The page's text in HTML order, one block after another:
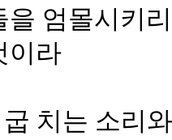
을 엄몰시키
이라
치는 소리